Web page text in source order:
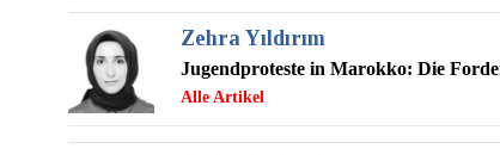
Zehra Yıldırım
Jugendproteste in Marokko: Die